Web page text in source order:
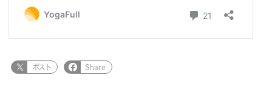
ポスト Share